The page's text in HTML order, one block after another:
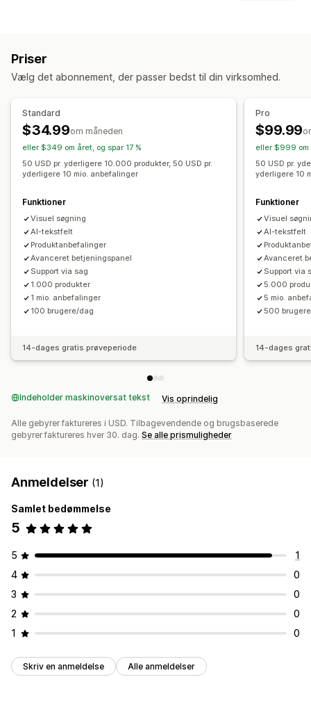
Tilbud og anbefalinger
Anbefalinger med kunstig intelligens
Analyser
Klikrater Konverteringsrater
Ydeevne af tragt
AI-søgning
Personlig søgning Søgelinje
Dynamisk på mobil
Filtervisning
Tilpassede filtre
Side med søgeresultater
Sortering
Indblik med kunstig intelligens
Konverteringssporing
Tilpassede kontrolpaneler
Analyser i realtid
Adfærdsindblik
Priser
Vælg det abonnement, der passer bedst til din virksomhed.
Standard
$34.99om måneden
eller $349 om året, og spar 17 %
50 USD pr. yderligere 10.000 produkter, 50 USD pr.
yderligere 10 mio. anbefalinger
Funktioner
Visuel søgning
AI-tekstfelt
Produktanbefalinger
Avanceret betjeningspanel
Support via sag
1.000 produkter
1 mio. anbefalinger
100 brugere/dag
14-dages gratis prøveperiode
Pro
$99.99
eller $999 om
50 USD pr.
yderligere 10
Funktioner
Visuel
AI-tekstfelt
Avanceret
Support via
5.000
5 mio.
500
14-dages
Indeholder maskinoversat tekst Vis oprindelig
Alle gebyrer faktureres i USD. Tilbagevendende og brugsbaserede
gebyrer faktureres hver 30. dag. Se alle prismuligheder
Anmeldelser (1)
Samlet bedømmelse
5
5
1
4
0
3
0
2
0
1
0
Skriv en anmeldelse Alle anmeldelser